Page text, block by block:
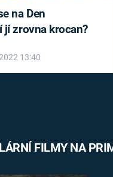
na Den
jí zrovna krocan?
13:40
FILMY NA